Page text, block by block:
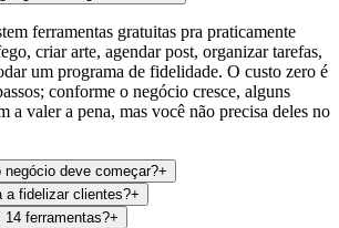
ferramentas gratuitas pra praticamente
criar arte, agendar post, organizar tarefas,
um programa de fidelidade. O custo zero é
conforme o negócio cresce, alguns
a valer a pena, mas você não precisa deles no
negócio deve começar?+
a fidelizar clientes?+
14 ferramentas?+